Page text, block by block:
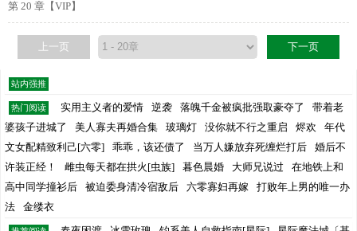
第 20 章【VIP】
上一页 下一页
站内强推
热门阅读 实用主义者的爱情 逆袭 落魄千金被疯批强取豪夺了
带着老
婆孩子进城了
美人寡夫再婚合集 玻璃灯 没你就不行之重启 烬欢
年代
文女配精致利己[六零]
乖乖，该还债了 当万人嫌放弃死缠烂打后
婚后不
许装正经！
雌虫每天都在拱火[虫族] 暮色晨婚 大师兄说过
在地铁上和
高中同学撞衫后
被迫委身清冷宿敌后 六零寡妇再嫁
打败年上男的唯一办
法
金缕衣